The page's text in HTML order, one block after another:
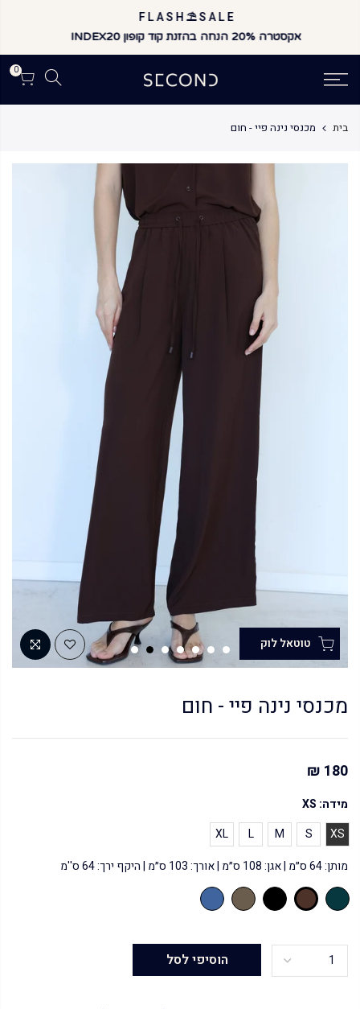
F L A S H ⛱️ S A L E
אקסטרה 20% הנחה בהזנת קוד קופון INDEX20
0
בית מכנסי נינה פיי - חום
מכנסי נינה פיי - חום
180 ₪
מידה: XS
XS
S
M
L
XL
מותן: 64 ס״מ | אגן: 108 ס״מ | אורך: 103 ס״מ | היקף ירך: 64 ס''מ
הוסיפי לסל